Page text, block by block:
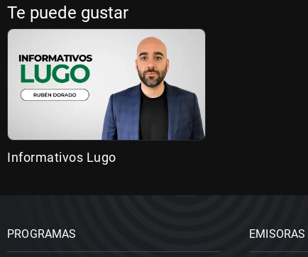
Te puede gustar
Informativos Lugo
PROGRAMAS EMISORAS